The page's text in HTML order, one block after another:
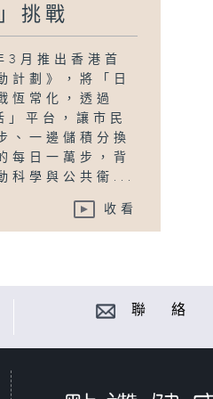
挑戰
月推出香港首
計劃》，將「日
恆常化，透過
」平台，讓市民
、一邊儲積分換
每日一萬步，背
科學與公共衞...
收看
聯 絡